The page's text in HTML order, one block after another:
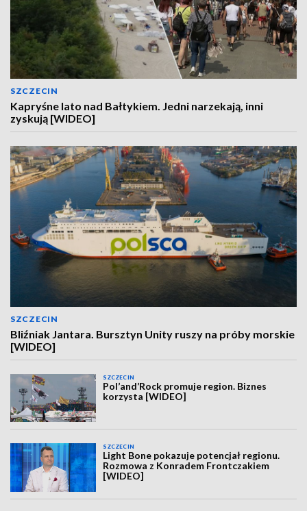
SZCZECIN
Kapryśne lato nad Bałtykiem. Jedni narzekają, inni
zyskują [WIDEO]
SZCZECIN
Bliźniak Jantara. Bursztyn Unity ruszy na próby morskie
[WIDEO]
SZCZECIN
Pol’and’Rock promuje region. Biznes
korzysta [WIDEO]
SZCZECIN
Light Bone pokazuje potencjał regionu.
Rozmowa z Konradem Frontczakiem
[WIDEO]